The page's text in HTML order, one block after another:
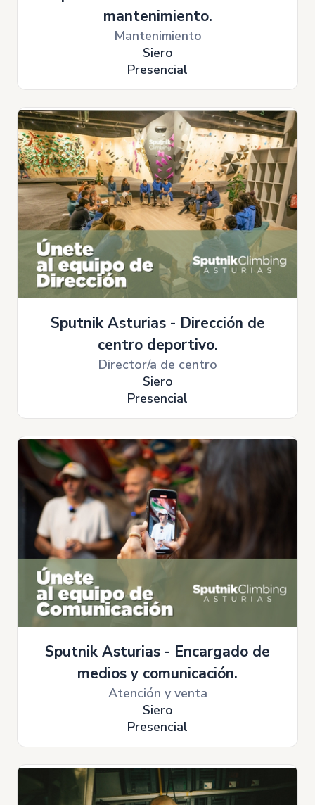
mantenimiento.
Mantenimiento
Siero
Presencial
Sputnik Asturias - Dirección de
centro deportivo.
Director/a de centro
Siero
Presencial
Sputnik Asturias - Encargado de
medios y comunicación.
Atención y venta
Siero
Presencial